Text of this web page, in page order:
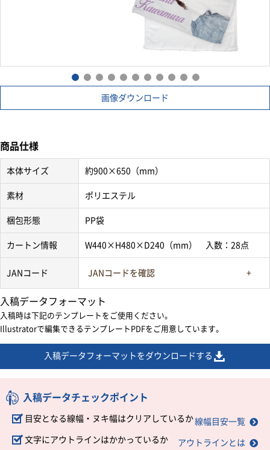
画像ダウンロード
商品仕様
本体サイズ 約900×650（mm）
素材 ポリエステル
梱包形態 PP袋
カートン情報 W440×H480×D240（mm） 入数：28点
JANコード JANコードを確認
入稿データフォーマット
入稿時は下記のテンプレートをご使用ください。
Illustratorで編集できるテンプレートPDFをご用意しています。
入稿データフォーマットをダウンロードする
入稿データチェックポイント
目安となる線幅・ヌキ幅はクリアしているか線幅目安一覧
文字にアウトラインはかかっているか アウトラインとは